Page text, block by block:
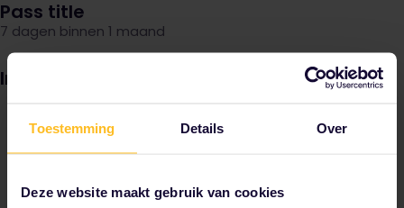
Toestemming Details Over
Deze website maakt gebruik van cookies
Pass title
7 dagen binnen 1 maand
Image